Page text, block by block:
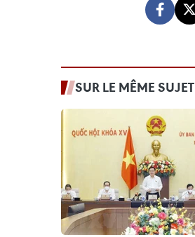
SUR LE MÊME SUJET